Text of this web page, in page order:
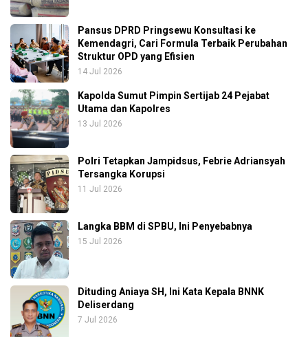
Pansus DPRD Pringsewu Konsultasi ke
Kemendagri, Cari Formula Terbaik Perubahan
Struktur OPD yang Efisien
14 Jul 2026
Kapolda Sumut Pimpin Sertijab 24 Pejabat
Utama dan Kapolres
13 Jul 2026
Polri Tetapkan Jampidsus, Febrie Adriansyah
Tersangka Korupsi
11 Jul 2026
Langka BBM di SPBU, Ini Penyebabnya
15 Jul 2026
Dituding Aniaya SH, Ini Kata Kepala BNNK
Deliserdang
7 Jul 2026